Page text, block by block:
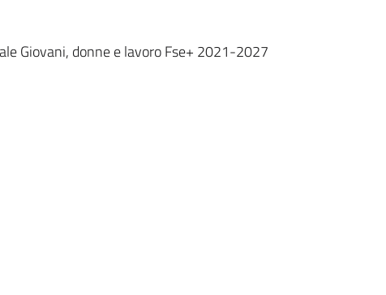
Giovani, donne e lavoro Fse+ 2021-2027